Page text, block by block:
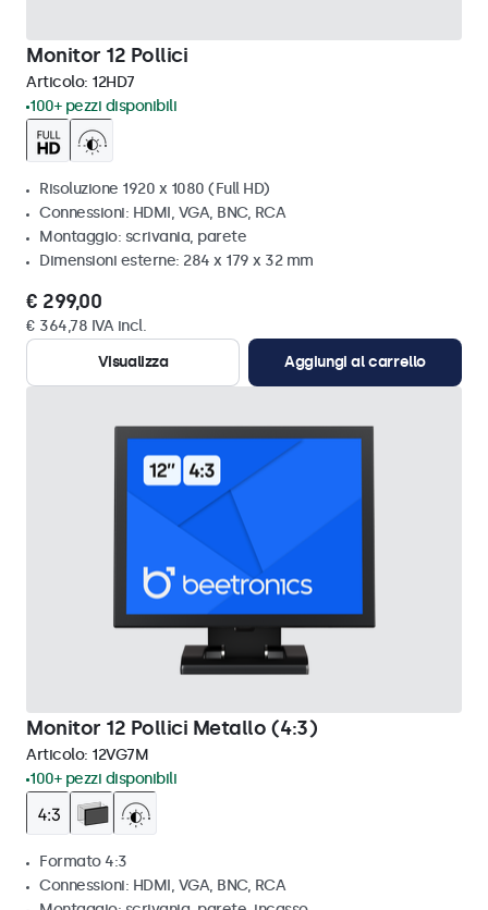
Monitor 12 Pollici
Articolo: 12HD7
100+ pezzi disponibili
Risoluzione 1920 x 1080 (Full HD)
Connessioni: HDMI, VGA, BNC, RCA
Montaggio: scrivania, parete
Dimensioni esterne: 284 x 179 x 32 mm
€ 299,00
€ 364,78 IVA incl.
Visualizza
Aggiungi al carrello
Monitor 12 Pollici Metallo (4:3)
Articolo: 12VG7M
100+ pezzi disponibili
Formato 4:3
Connessioni: HDMI, VGA, BNC, RCA